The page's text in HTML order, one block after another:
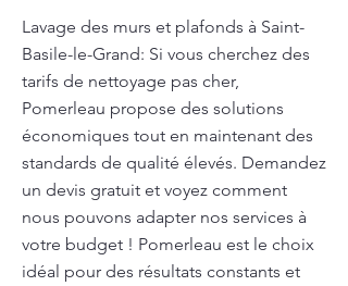
Lavage des murs et plafonds à Saint-
Basile-le-Grand: Si vous cherchez des
tarifs de nettoyage pas cher,
Pomerleau propose des solutions
économiques tout en maintenant des
standards de qualité élevés. Demandez
un devis gratuit et voyez comment
nous pouvons adapter nos services à
votre budget ! Pomerleau est le choix
idéal pour des résultats constants et